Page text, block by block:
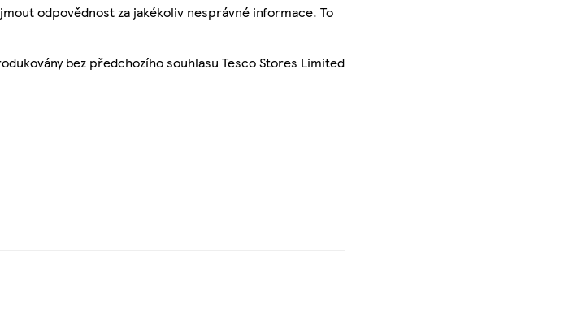
odpovědnost za jakékoliv nesprávné informace. To
bez předchozího souhlasu Tesco Stores Limited